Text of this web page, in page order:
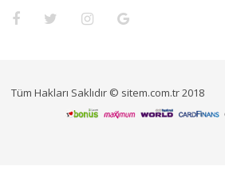
Tüm Hakları Saklıdır © sitem.com.tr 2018